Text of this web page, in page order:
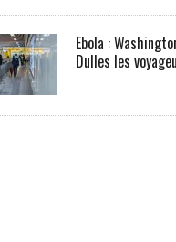
Ebola :
Dulles les